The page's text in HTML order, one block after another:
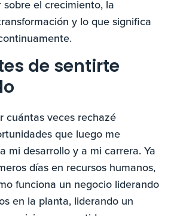
el crecimiento, la
y lo que significa
de sentirte
cuántas veces rechazé
que luego me
mi desarrollo y a mi carrera. Ya
días en recursos humanos,
funciona un negocio liderando
en la planta, liderando un